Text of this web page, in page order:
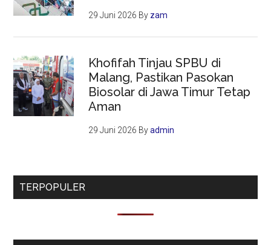
29 Juni 2026 By zam
Khofifah Tinjau SPBU di
Malang, Pastikan Pasokan
Biosolar di Jawa Timur Tetap
Aman
29 Juni 2026 Byadmin
TERPOPULER